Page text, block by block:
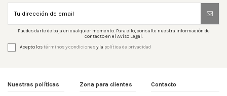
Puedes darte de baja en cualquier momento. Para ello, consulte nuestra información de
contacto en el Aviso Legal.
Acepto lostérminos y condicionesy la política de privacidad
Nuestras políticas Zona para clientes Contacto